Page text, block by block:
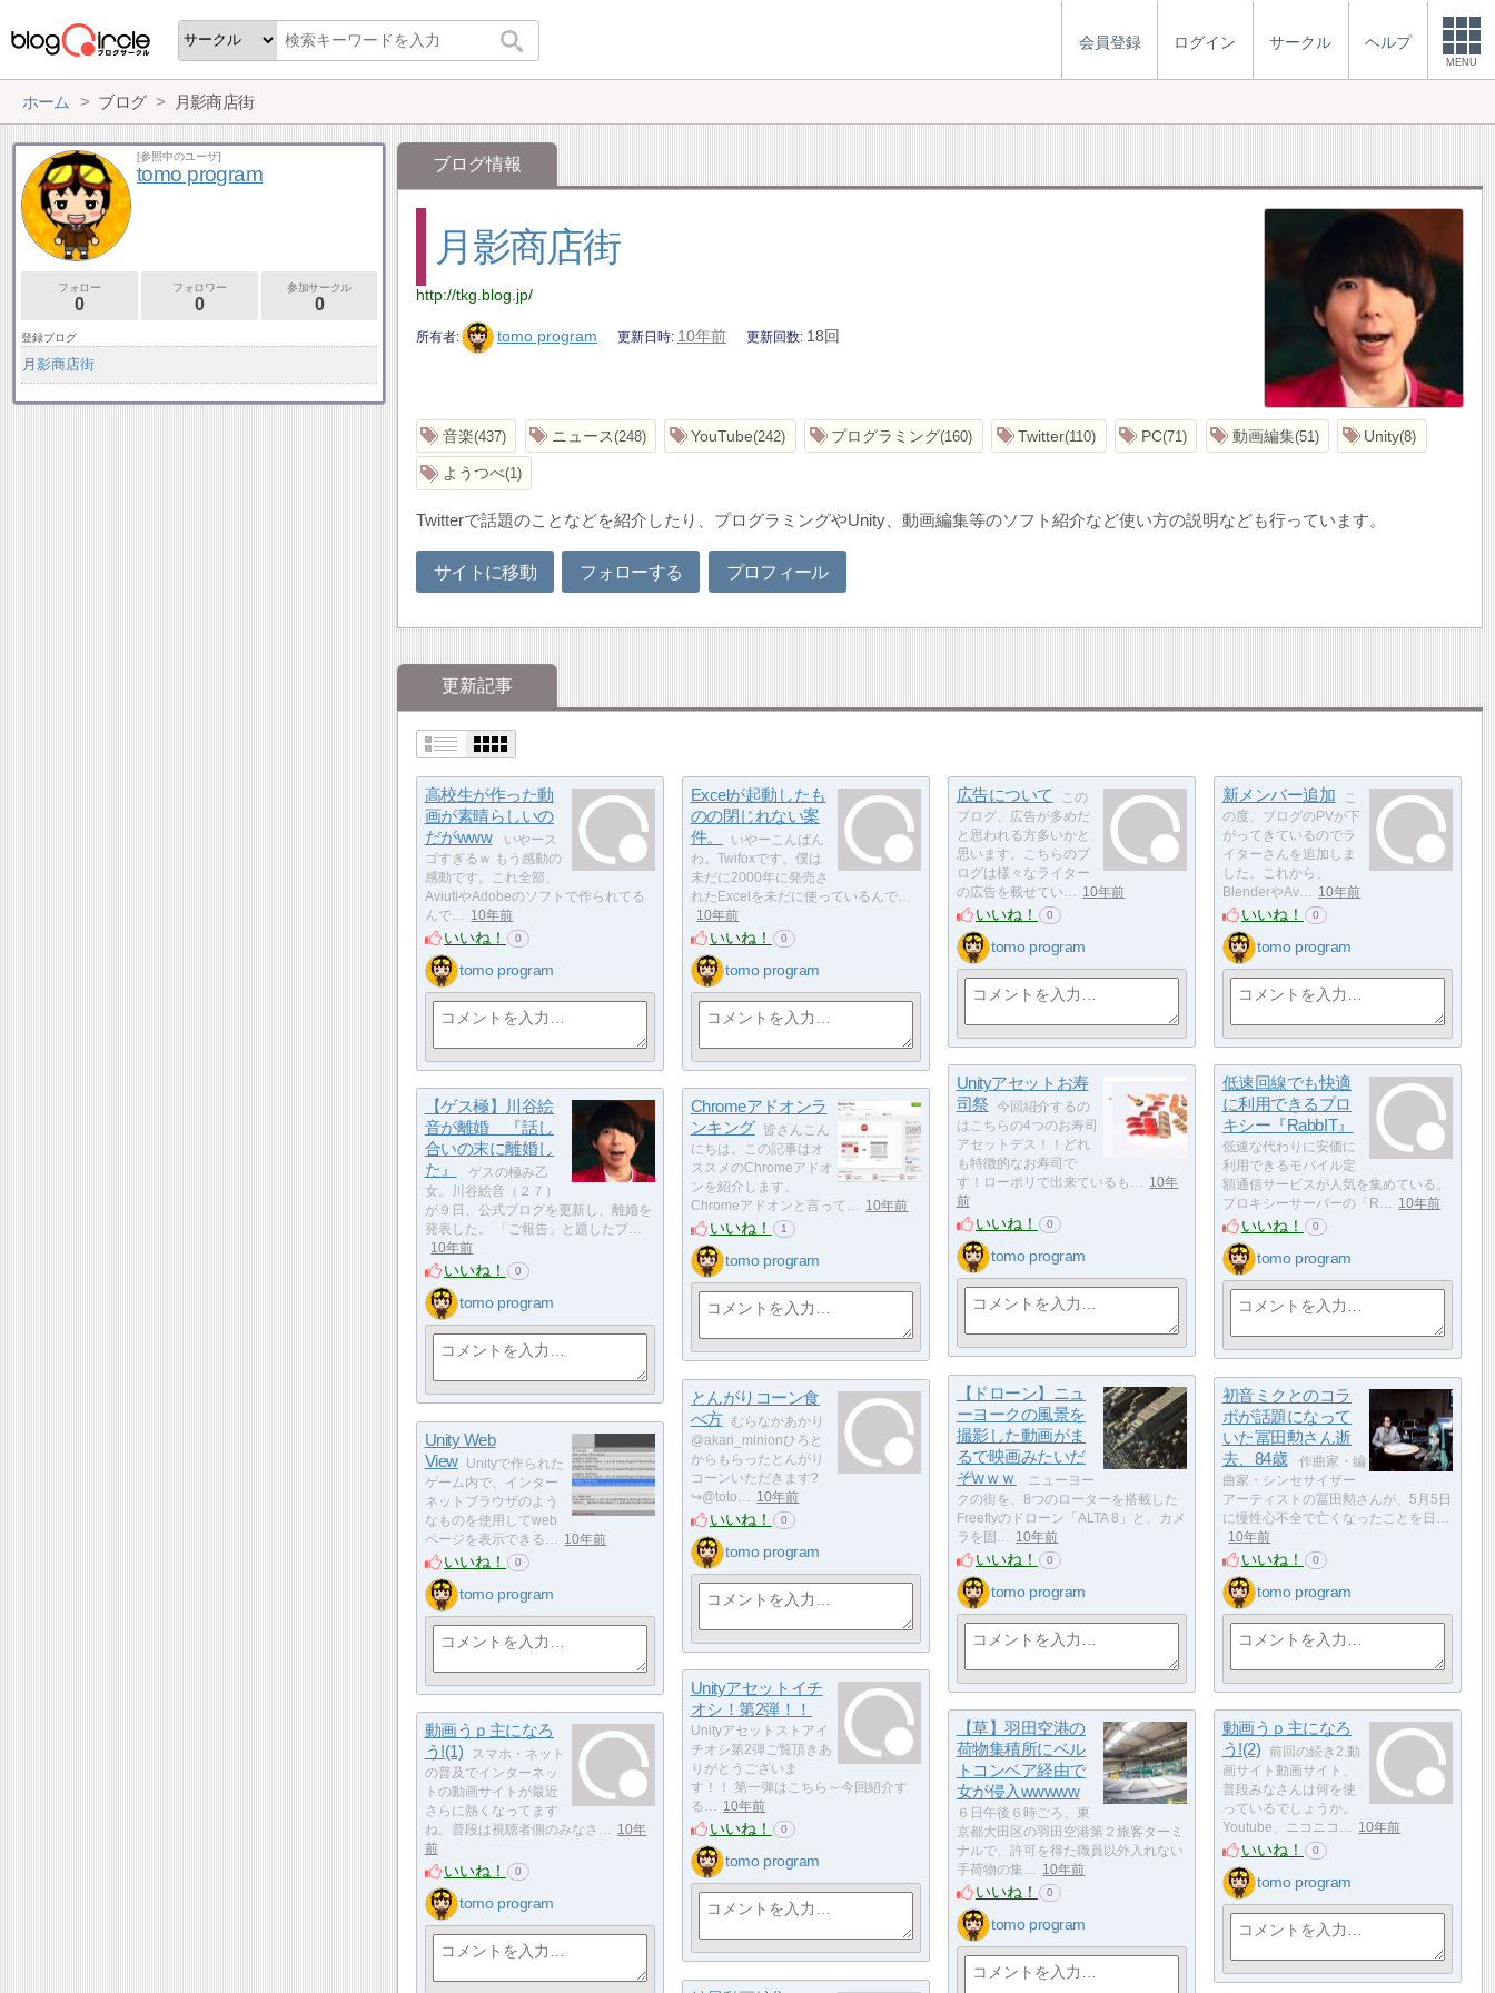
会員登録 ログイン サークル ヘルプ
MENU
ホーム ブログ 月影商店街
ブログ情報
月影商店街
http://tkg.blog.jp/
所有者 tomo program 更新日時 10年前 更新回数 18回
音楽 437 ニュース 248 YouTube 242 プログラミング 160 Twitter 110 PC 71 動画編集 51 Unity 8
ようつべ 1
Twitterで話題のことなどを紹介したり、プログラミングやUnity、動画編集等のソフト紹介など使い方の説明なども行っています。
サイトに移動 フォローする プロフィール
更新記事
高校生が作った動
画が素晴らしいの
だがwww
いやース
ゴすぎるｗ もう感動の
感動です。これ全部、
AviutlやAdobeのソフトで作られてる
んで…
10年前
いいね！ 0
tomo program
Excelが起動したも
のの閉じれない案
件。
いやーこんばん
わ。Twifoxです。僕は
未だに2000年に発売さ
れたExcelを未だに使っているんで…
10年前
いいね！ 0
tomo program
広告について
この
ブログ、広告が多めだ
と思われる方多いかと
思います。こちらのブ
ログは様々なライター
の広告を載せてい…
10年前
いいね！ 0
tomo program
新メンバー追加
こ
の度、ブログのPVが下
がってきているのでラ
イターさんを追加しま
した。これから、
BlenderやAv…
10年前
いいね！ 0
tomo program
Unityアセットお寿
司祭
今回紹介するの
はこちらの4つのお寿司
アセットデス！！どれ
も特徴的なお寿司で
す！ローポリで出来ているも…
10年
前
いいね！ 0
tomo program
低速回線でも快適
に利用できるプロ
キシー『RabbIT』
低速な代わりに安価に
利用できるモバイル定
額通信サービスが人気を集めている。
プロキシーサーバーの「R…
10年前
いいね！ 0
tomo program
【ゲス極】川谷絵
音が離婚 『話し
合いの末に離婚し
た』
ゲスの極み乙
女。川谷絵音（２７）
が９日、公式ブログを更新し、離婚を
発表した。 「ご報告」と題したブ…
10年前
いいね！ 0
tomo program
Chromeアドオンラ
ンキング
皆さんこん
にちは。この記事はオ
ススメのChromeアドオ
ンを紹介します。
Chromeアドオンと言って…
10年前
いいね！ 1
tomo program
【ドローン】ニュ
ーヨークの風景を
撮影した動画がま
るで映画みたいだ
ぞwｗｗ
ニューヨー
クの街を、8つのローターを搭載した
Freeflyのドローン「ALTA 8」と、カメ
ラを固…
10年前
いいね！ 0
tomo program
初音ミクとのコラ
ボが話題になって
いた冨田勲さん逝
去、84歳
作曲家・編
曲家・シンセサイザー
アーティストの冨田勲さんが、5月5日
に慢性心不全で亡くなったことを日…
10年前
いいね！ 0
tomo program
とんがりコーン食
べ方
むらなかあかり
@akari_minionひろと
からもらったとんがり
コーンいただきます?
↪︎@toto…
10年前
いいね！ 0
tomo program
Unity Web
View
Unityで作られた
ゲーム内で、インター
ネットブラウザのよう
なものを使用してweb
ページを表示できる…
10年前
いいね！ 0
tomo program
Unityアセットイチ
オシ！第2弾！！
Unityアセットストアイ
チオシ第2弾ご覧頂きあ
りがとうございま
す！！ 第一弾はこちら～今回紹介す
る…
10年前
いいね！ 0
tomo program
【草】羽田空港の
荷物集積所にベル
トコンベア経由で
女が侵入wwwww
６日午後６時ごろ、東
京都大田区の羽田空港第２旅客ターミ
ナルで、許可を得た職員以外入れない
手荷物の集…
10年前
いいね！ 0
tomo program
動画うｐ主になろ
う!(2)
前回の続き2.動
画サイト動画サイト、
普段みなさんは何を使
っているでしょうか。
Youtube、ニコニコ…
10年前
いいね！ 0
tomo program
動画うｐ主になろ
う!(1)
スマホ・ネット
の普及でインターネッ
トの動画サイトが最近
さらに熱くなってます
ね。普段は視聴者側のみなさ…
10年
前
いいね！ 0
tomo program
[参照中のユーザ]
tomo program
フォロー
0
フォロワー
0
参加サークル
0
登録ブログ
月影商店街